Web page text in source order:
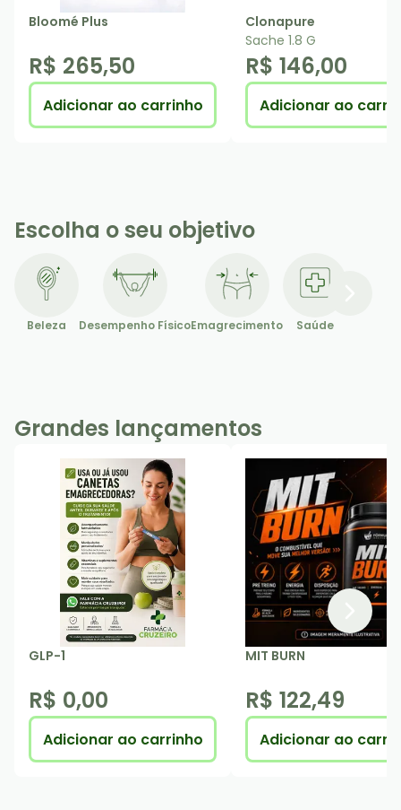
Bloomé Plus
R$ 265,50
Adicionar ao carrinho
Clonapure
Sache 1.8 G
R$ 146,00
Adicionar ao
Escolha o seu objetivo
Beleza Desempenho FísicoEmagrecimento Saúde
Grandes lançamentos
GLP-1
R$ 0,00
Adicionar ao carrinho
MIT BURN
R$ 122,49
Adicionar ao